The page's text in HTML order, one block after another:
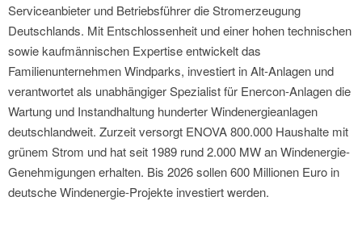
Serviceanbieter und Betriebsführer die Stromerzeugung
Deutschlands. Mit Entschlossenheit und einer hohen technischen
sowie kaufmännischen Expertise entwickelt das
Familienunternehmen Windparks, investiert in Alt-Anlagen und
verantwortet als unabhängiger Spezialist für Enercon-Anlagen die
Wartung und Instandhaltung hunderter Windenergieanlagen
deutschlandweit. Zurzeit versorgt ENOVA 800.000 Haushalte mit
grünem Strom und hat seit 1989 rund 2.000 MW an Windenergie-
Genehmigungen erhalten. Bis 2026 sollen 600 Millionen Euro in
deutsche Windenergie-Projekte investiert werden.